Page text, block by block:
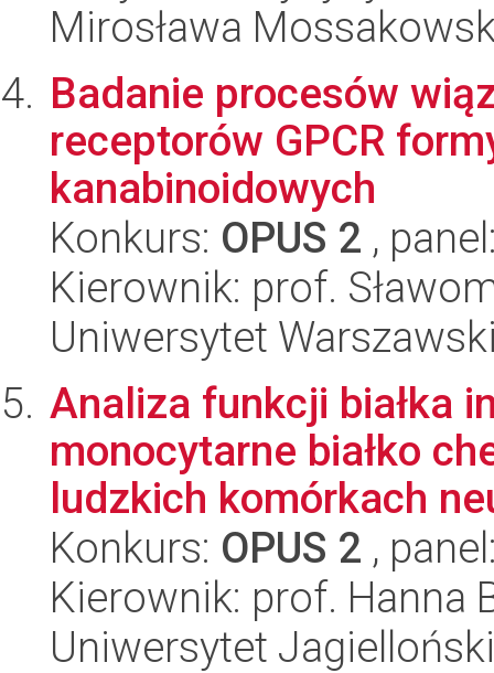
Mirosława
Badanie procesów
receptorów GPCR
kanabinoidowych
Konkurs: OPUS 2 ,
Kierownik: prof.
Uniwersytet
Analiza funkcji białka
monocytarne białko
ludzkich komórkach
Konkurs: OPUS 2 ,
Kierownik: prof. Hanna
Uniwersytet Jagielloński